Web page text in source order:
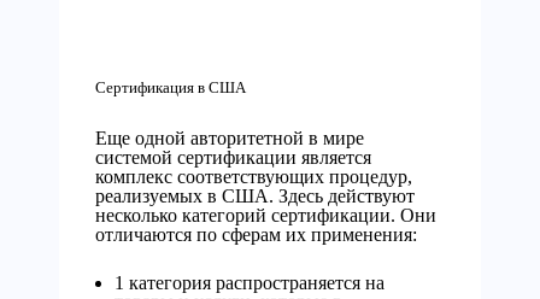
Сертификация в США
Еще одной авторитетной в мире
системой сертификации является
комплекс соответствующих процедур,
реализуемых в США. Здесь действуют
несколько категорий сертификации. Они
отличаются по сферам их применения:
1 категория распространяется на